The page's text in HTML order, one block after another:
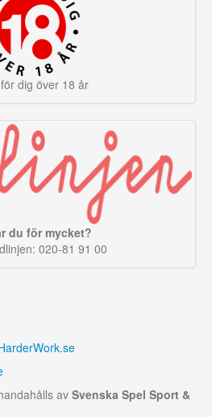
dig över 18 år
du för mycket?
020-81 91 00
avSvenska Spel Sport &